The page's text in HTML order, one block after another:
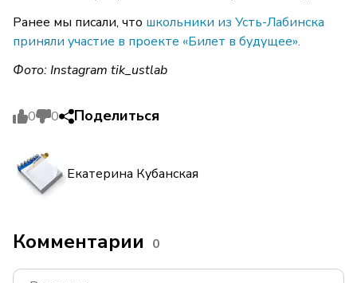
Ранее мы писали, что школьники из Усть-Лабинска
приняли участие в проекте «Билет в будущее».
Фото: Instagram tik_ustlab
0 0 Поделиться
Екатерина Кубанская
Комментарии 0